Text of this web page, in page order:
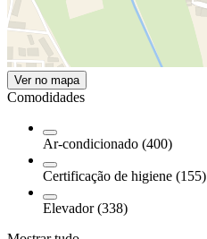
Ver no mapa
Comodidades
Ar-condicionado (400)
Certificação de higiene (155)
Elevador (338)